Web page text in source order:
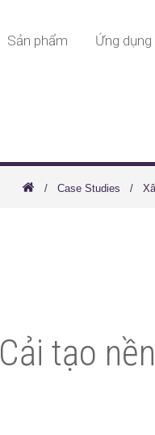
Sản phẩm Ứng dụng
Case Studies
Cải tạo